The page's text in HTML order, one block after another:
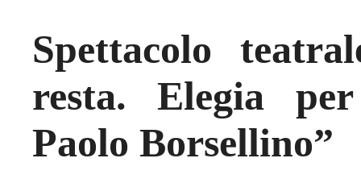
Spettacolo
resta. Elegia
Paolo Borsellino”